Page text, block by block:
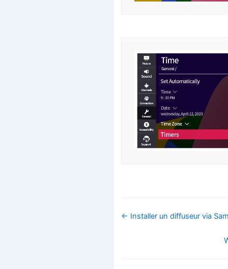
Navigation
← Installer un diffuseur via